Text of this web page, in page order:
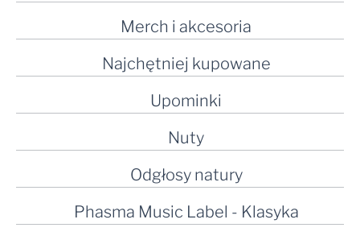
Merch i akcesoria
Najchętniej kupowane
Upominki
Nuty
Odgłosy natury
Phasma Music Label - Klasyka